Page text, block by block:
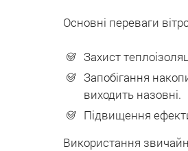
Основні переваги
Захист
Запобігання
виходить назовні.
Підвищення
Використання